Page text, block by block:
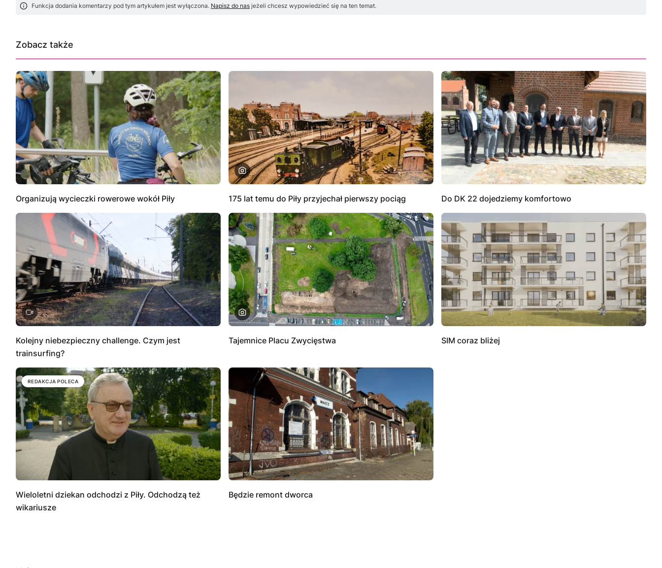
Funkcja dodania komentarzy pod tym artykułem jest wyłączona. Napisz do nas jeżeli chcesz wypowiedzieć się na ten temat.
Zobacz także
Organizują wycieczki rowerowe wokół Piły 175 lat temu do Piły przyjechał pierwszy pociąg Do DK 22 dojedziemy komfortowo
Kolejny niebezpieczny challenge. Czym jest
trainsurfing?
Tajemnice Placu Zwycięstwa SIM coraz bliżej
REDAKCJA POLECA
Wieloletni dziekan odchodzi z Piły. Odchodzą też
wikariusze
Będzie remont dworca